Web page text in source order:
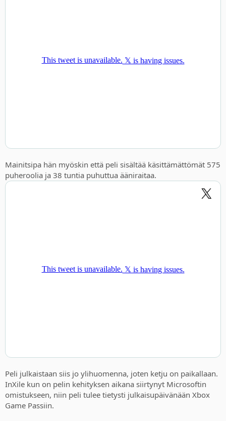
Mainitsipa hän myöskin että peli sisältää käsittämättömät 575
puheroolia ja 38 tuntia puhuttua ääniraitaa.
Peli julkaistaan siis jo ylihuomenna, joten ketju on paikallaan.
InXile kun on pelin kehityksen aikana siirtynyt Microsoftin
omistukseen, niin peli tulee tietysti julkaisupäivänään Xbox
Game Passiin.